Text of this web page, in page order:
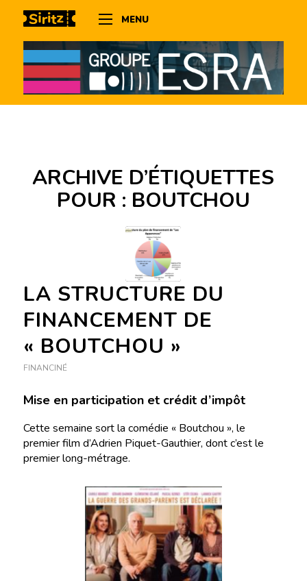
MENU
ARCHIVE D’ÉTIQUETTES
POUR : BOUTCHOU
LA STRUCTURE DU
FINANCEMENT DE
« BOUTCHOU »
FINANCINÉ
Mise en participation et crédit d’impôt
Cette semaine sort la comédie « Boutchou », le
premier film d’Adrien Piquet-Gauthier, dont c’est le
premier long-métrage.